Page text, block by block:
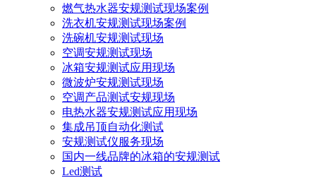
燃气热水器安规测试现场案例
洗衣机安规测试现场案例
洗碗机安规测试现场
空调安规测试现场
冰箱安规测试应用现场
微波炉安规测试现场
空调产品测试安规现场
电热水器安规测试应用现场
集成吊顶自动化测试
安规测试仪服务现场
国内一线品牌的冰箱的安规测试
Led测试